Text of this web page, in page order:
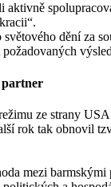
aktivně
dění za
partner
ze strany
rok tak obnovil
mezi